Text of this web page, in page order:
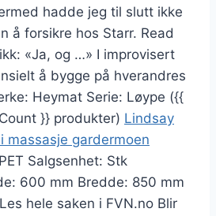
hadde jeg til slutt ikke
å forsikre hos Starr. Read
«Ja, og …» I improvisert
å bygge på hverandres
Heymat Serie: Løype ({{
}} produkter) Lindsay
massasje gardermoen
Salgsenhet: Stk
600 mm Bredde: 850 mm
hele saken i FVN.no Blir